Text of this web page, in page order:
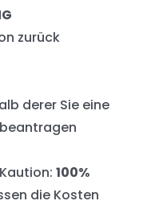
zurück
derer Sie eine
100%
die Kosten